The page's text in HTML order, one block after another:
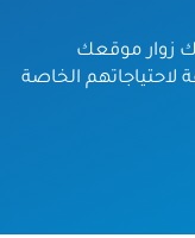
زوار موقعك
لاحتياجاتهم الخاصة